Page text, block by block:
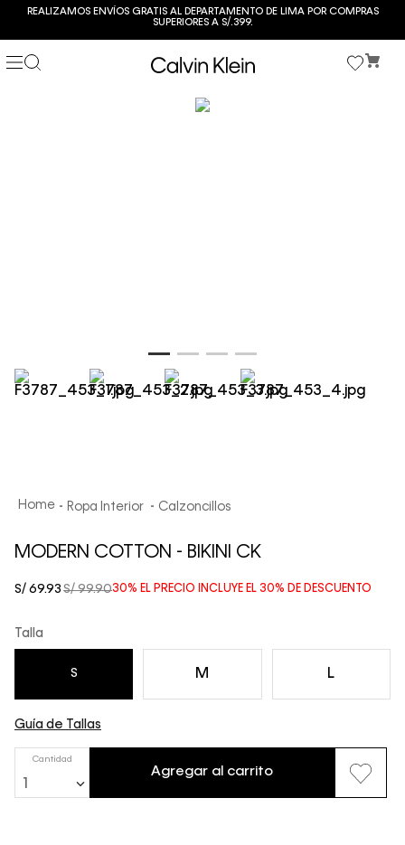
REALIZAMOS ENVÍOS GRATIS AL DEPARTAMENTO DE LIMA POR COMPRAS
SUPERIORES A S/.399.
Ropa Interior Calzoncillos
MODERN COTTON - BIKINI CK
30% EL PRECIO INCLUYE EL 30% DE DESCUENTO
S/ 99.90
S/ 69.93
Talla
L
M
S
Guía de Tallas
Cantidad
Agregar al carrito